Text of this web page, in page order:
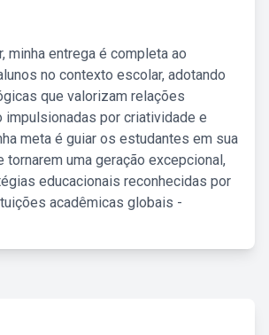
minha entrega é completa ao
no contexto escolar, adotando
que valorizam relações
impulsionadas por criatividade e
meta é guiar os estudantes em sua
tornarem uma geração excepcional,
educacionais reconhecidas por
acadêmicas globais -